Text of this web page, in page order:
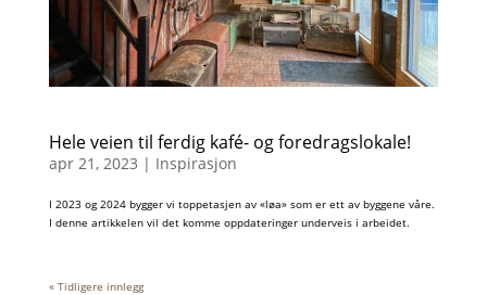
Hele veien til ferdig kafé- og foredragslokale!
apr 21, 2023 | Inspirasjon
I 2023 og 2024 bygger vi toppetasjen av «løa» som er ett av byggene våre.
I denne artikkelen vil det komme oppdateringer underveis i arbeidet.
« Tidligere innlegg